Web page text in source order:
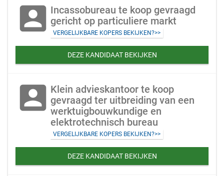
account_box Incassobureau te koop gevraagd
gericht op particuliere markt
VERGELIJKBARE KOPERS BEKIJKEN?>>
DEZE KANDIDAAT BEKIJKEN
account_box Klein advieskantoor te koop
gevraagd ter uitbreiding van een
werktuigbouwkundige en
elektrotechnisch bureau
VERGELIJKBARE KOPERS BEKIJKEN?>>
DEZE KANDIDAAT BEKIJKEN